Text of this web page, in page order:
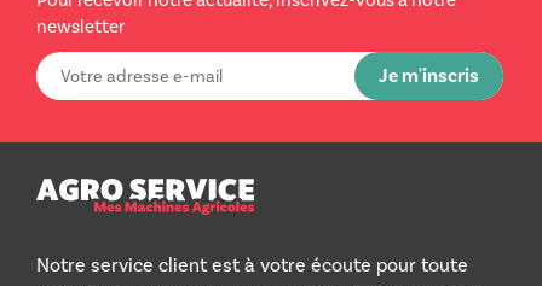
newsletter
Notre service client est à votre écoute pour toute